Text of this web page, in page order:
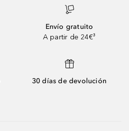
Envío gratuito
A partir de 24€³
30 días de devolución